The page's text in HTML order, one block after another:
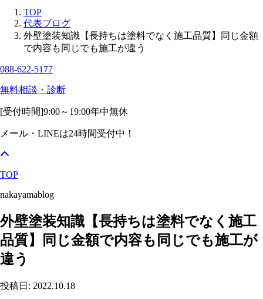
TOP
代表ブログ
外壁塗装知識【長持ちは塗料でなく施工品質】同じ金額
で内容も同じでも施工が違う
088-622-5177
無料相談・診断
[受付時間]9:00～19:00年中無休
メール・LINEは24時間受付中！
TOP
nakayamablog
外壁塗装知識【長持ちは塗料でなく施工
品質】同じ金額で内容も同じでも施工が
違う
投稿日: 2022.10.18